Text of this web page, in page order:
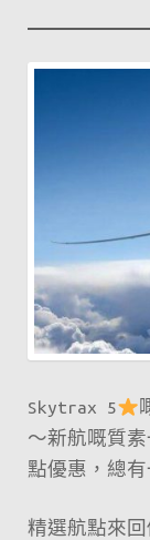
Skytrax 5
～新航嘅質
點優惠，總
精選航點來回